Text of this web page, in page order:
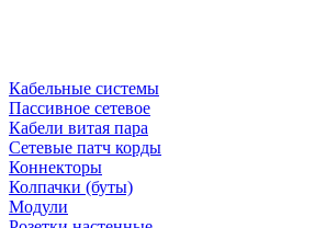
Кабельные системы
Пассивное сетевое
Кабели витая пара
Сетевые патч корды
Коннекторы
Колпачки (буты)
Модули